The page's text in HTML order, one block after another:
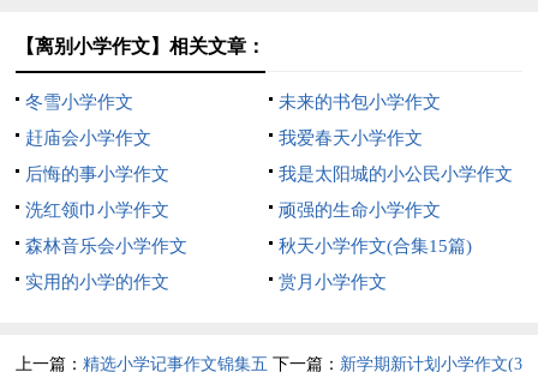
【离别小学作文】相关文章：
冬雪小学作文
未来的书包小学作文
赶庙会小学作文
我爱春天小学作文
后悔的事小学作文
我是太阳城的小公民小学作文
洗红领巾小学作文
顽强的生命小学作文
森林音乐会小学作文
秋天小学作文(合集15篇)
实用的小学的作文
赏月小学作文
上一篇：精选小学记事作文锦集五 下一篇： 新学期新计划小学作文(3